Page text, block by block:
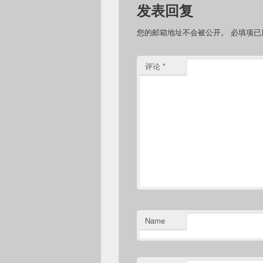
发表回复
您的邮箱地址不会被公开。 必填项已
评论 *
Name